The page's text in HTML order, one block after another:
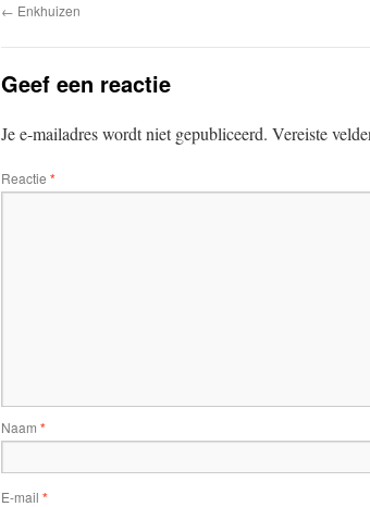
← Enkhuizen
Geef een reactie
Je e-mailadres wordt niet gepubliceerd. Vereiste
Reactie *
Naam *
E-mail *